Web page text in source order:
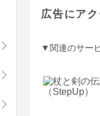
広告にア
▼関連のサー